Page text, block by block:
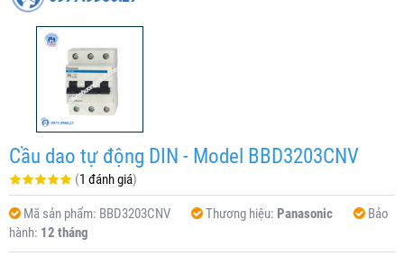
Cầu dao tự động DIN - Model BBD3203CNV
(1 đánh giá)
Mã sản phẩm: BBD3203CNV Thương hiệu: Panasonic
Bảo
hành: 12 tháng